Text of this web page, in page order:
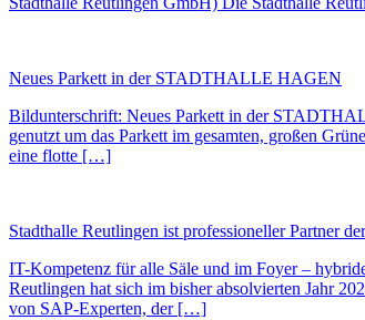
Neues Parkett in der STADTHALLE HAGEN
Bildunterschrift: Neues Parkett in der
genutzt um das Parkett im gesamten, großen
eine flotte […]
Stadthalle Reutlingen ist professioneller Partner
IT-Kompetenz für alle Säle und im Foyer –
Reutlingen hat sich im bisher absolvierten Jahr
von SAP-Experten, der […]